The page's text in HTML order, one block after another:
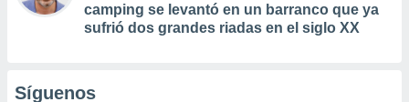
camping se levantó en un barranco que ya
sufrió dos grandes riadas en el siglo XX
Síguenos